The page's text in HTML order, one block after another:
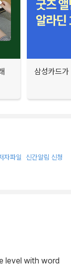
삼성카드
자파일 신간알림 신청
level with word